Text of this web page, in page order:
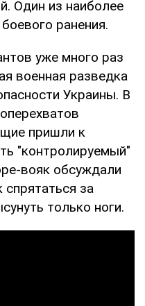
Один из наиболее
ранения.
уже много раз
военная разведка
Украины. В
пришли к
"контролируемый"
вояк обсуждали
спрятаться за
только ноги.